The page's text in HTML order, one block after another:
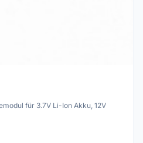
für 3.7V Li-Ion Akku, 12V